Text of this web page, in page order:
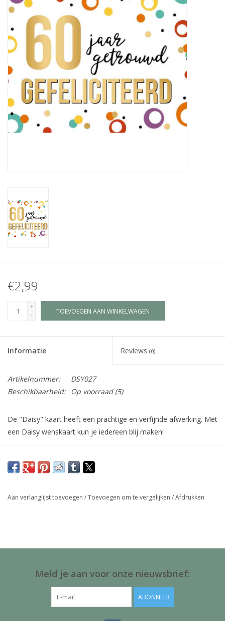
Cadeauboeken
Stationery & Gifts
Sieraden
Hebbedingen
Thee, Koffie & wat Lekkers
Brievenbus Kadootjes
Kadobonnen
Merken
€2,99
+
-
TOEVOEGEN AAN WINKELWAGEN
Informatie Reviews (0)
Artikelnummer:
DSY027
Beschikbaarheid:
Op voorraad(5)
De "Daisy" kaart heeft een prachtige en verfijnde afwerking. Met
een Daisy wenskaart kun je iedereen blij maken!
reliëf
Aan verlanglijst toevoegen /Toevoegen om te vergelijken /Afdrukken
Meld je aan voor onze nieuwsbrief:
ABONNEER